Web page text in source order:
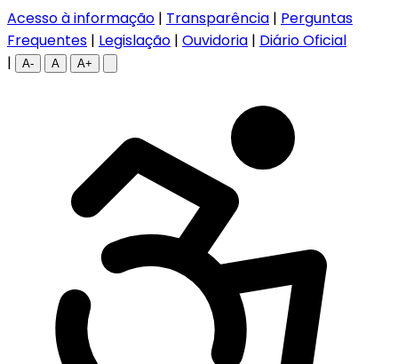
Acesso à informação | Transparência | Perguntas
Frequentes | Legislação | Ouvidoria | Diário Oficial
|
A- A A+